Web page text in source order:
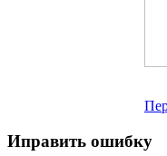
Иправить ошибку